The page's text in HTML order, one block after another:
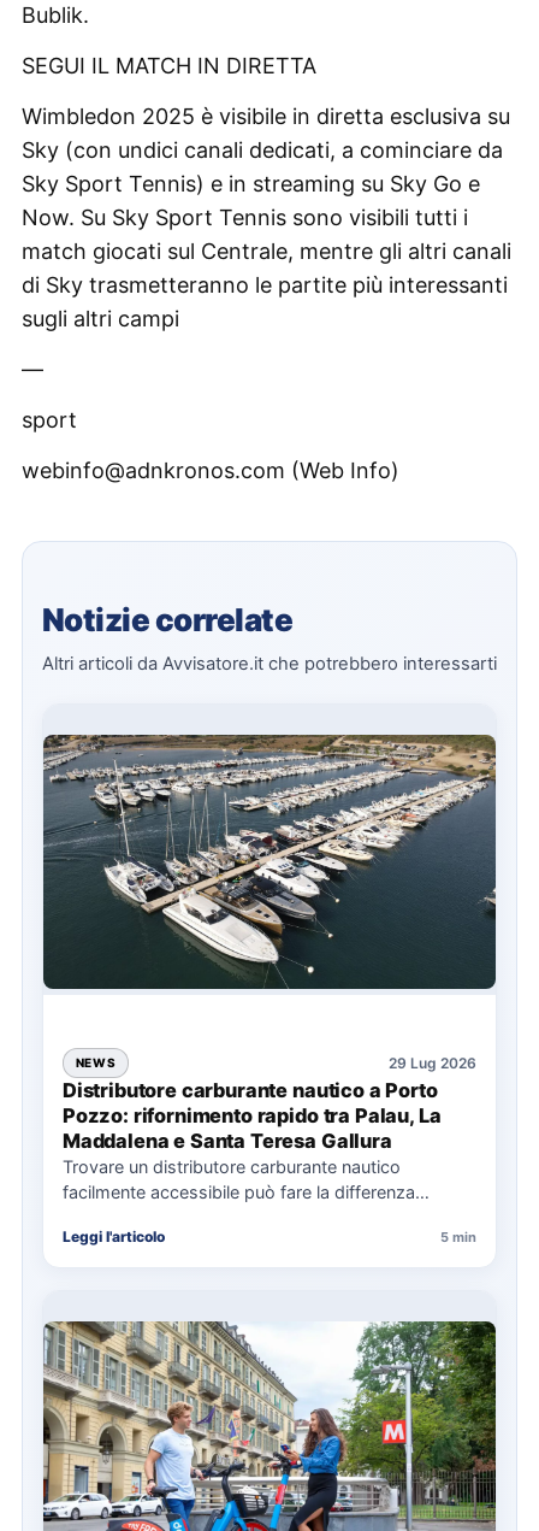
Bublik.
SEGUI IL MATCH IN DIRETTA
Wimbledon 2025 è visibile in diretta esclusiva su
Sky (con undici canali dedicati, a cominciare da
Sky Sport Tennis) e in streaming su Sky Go e
Now. Su Sky Sport Tennis sono visibili tutti i
match giocati sul Centrale, mentre gli altri canali
di Sky trasmetteranno le partite più interessanti
sugli altri campi
—
sport
webinfo@adnkronos.com (Web Info)
Notizie correlate
Altri articoli da Avvisatore.it che potrebbero interessarti
NEWS 29 Lug 2026
Distributore carburante nautico a Porto
Pozzo: rifornimento rapido tra Palau, La
Maddalena e Santa Teresa Gallura
Trovare un distributore carburante nautico
facilmente accessibile può fare la differenza
soprattutto…
Leggi l'articolo 5 min